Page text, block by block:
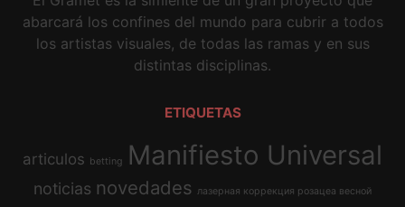
abarcará los confines del mundo para cubrir a todos
los artistas visuales, de todas las ramas y en sus
distintas disciplinas.
ETIQUETAS
articulos betting Manifiesto Universal
noticias novedades лазерная коррекция розацеа весной